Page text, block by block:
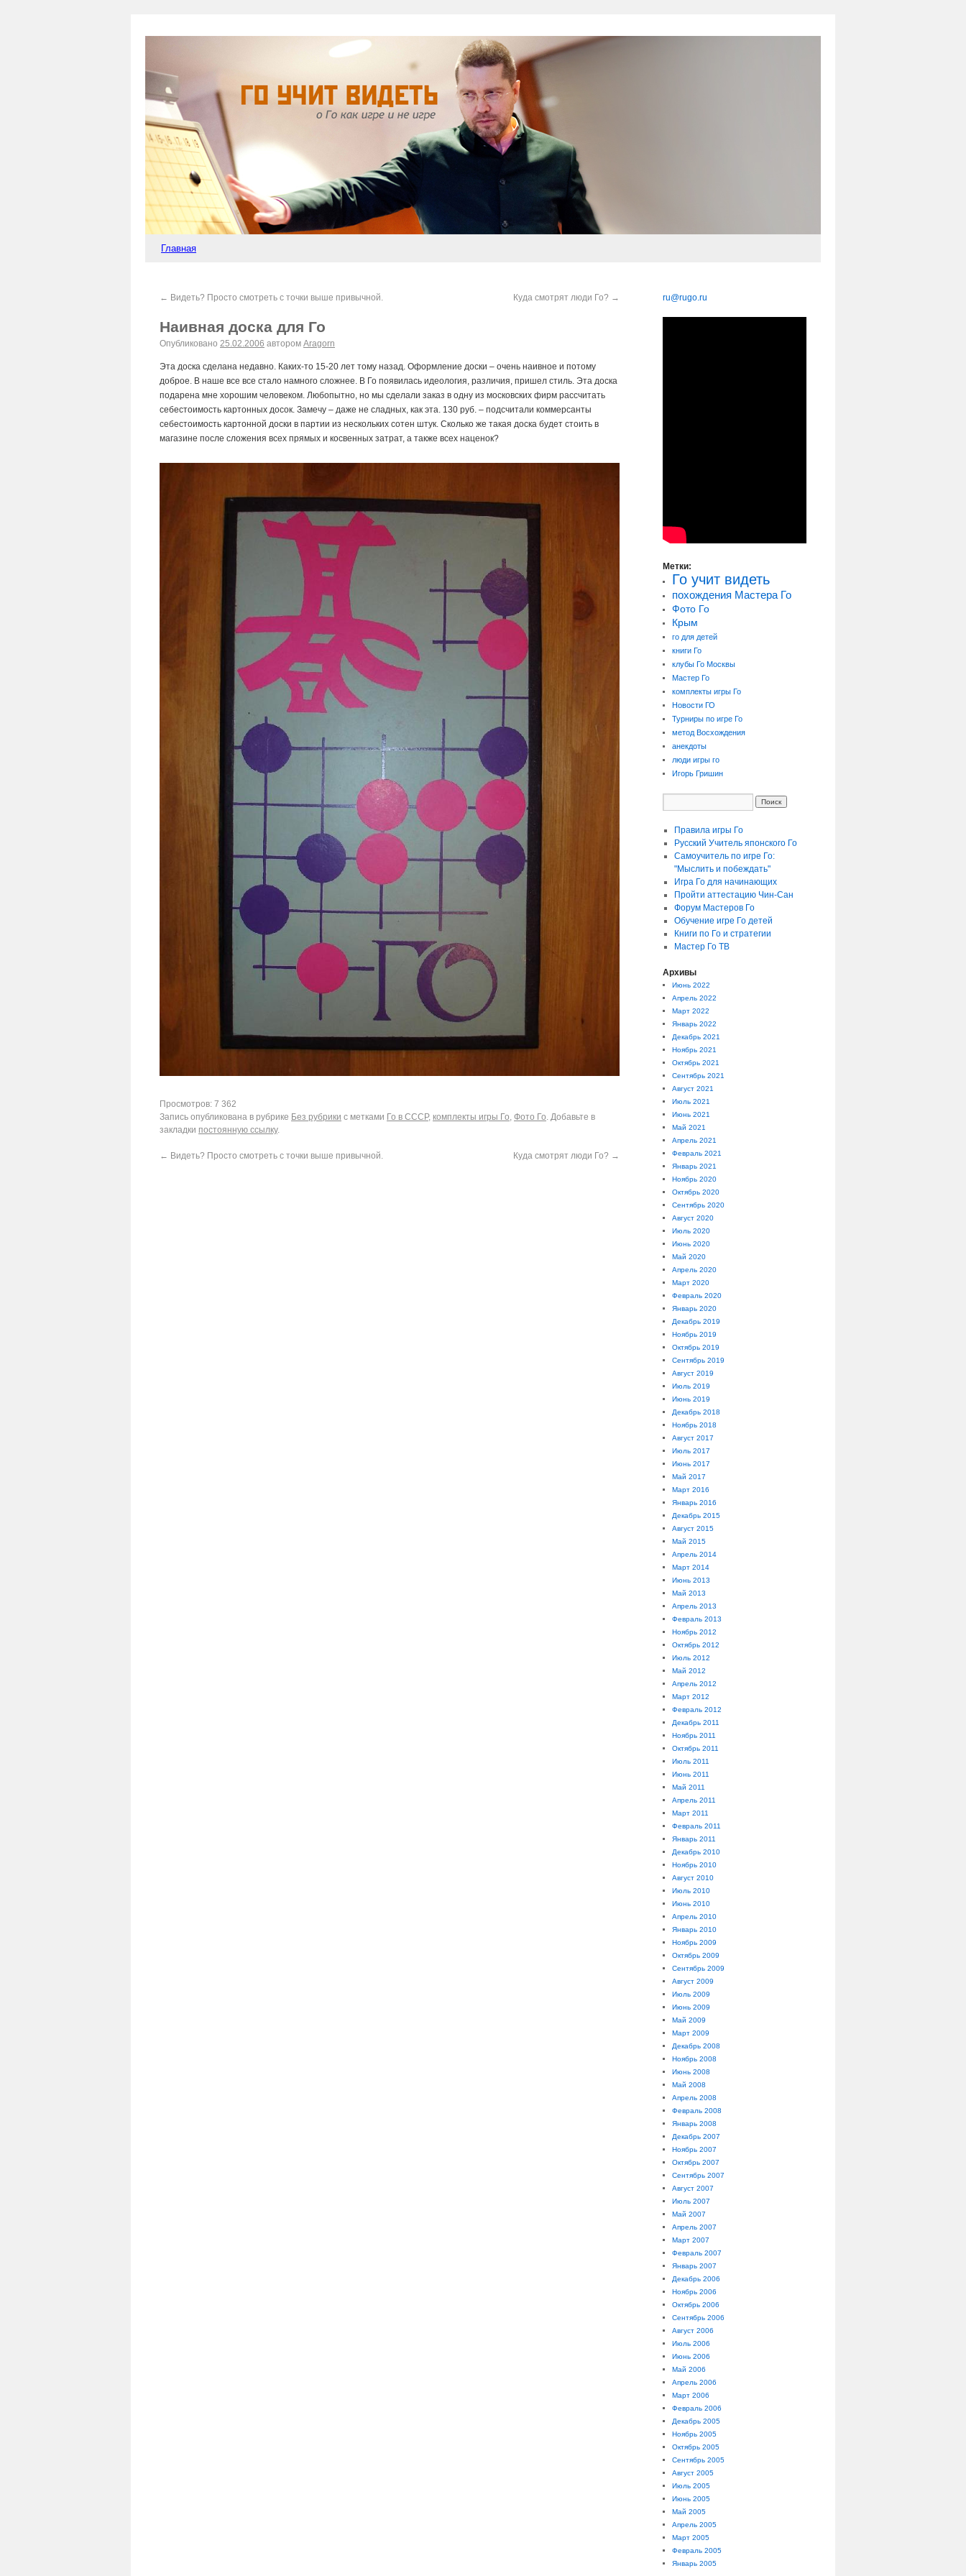
Главная
← Видеть? Просто смотреть с точки выше привычной. Куда смотрят люди Го? →
Наивная доска для Го
Опубликовано 25.02.2006 автором Aragorn
Эта доска сделана недавно. Каких-то 15-20 лет тому назад. Оформление доски – очень наивное и потому
доброе. В наше все все стало намного сложнее. В Го появилась идеология, различия, пришел стиль. Эта доска
подарена мне хорошим человеком. Любопытно, но мы сделали заказ в одну из московских фирм рассчитать
себестоимость картонных досок. Замечу – даже не сладных, как эта. 130 руб. – подсчитали коммерсанты
себестоимость картонной доски в партии из нескольких сотен штук. Сколько же такая доска будет стоить в
магазине после сложения всех прямых и косвенных затрат, а также всех наценок?
Просмотров: 7 362
Запись опубликована в рубрике Без рубрики с метками Го в СССР, комплекты игры Го, Фото Го. Добавьте в
закладки постоянную ссылку.
← Видеть? Просто смотреть с точки выше привычной. Куда смотрят люди Го? →
ru@rugo.ru
Метки:
Го учит видеть
похождения Мастера Го
Фото Го
Крым
го для детей
книги Го
клубы Го Москвы
Мастер Го
комплекты игры Го
Новости ГО
Турниры по игре Го
метод Восхождения
анекдоты
люди игры го
Игорь Гришин
Правила игры Го
Русский Учитель японского Го
Самоучитель по игре Го:
"Мыслить и побеждать"
Игра Го для начинающих
Пройти аттестацию Чин-Сан
Форум Мастеров Го
Обучение игре Го детей
Книги по Го и стратегии
Мастер Го ТВ
Архивы
Июнь 2022
Апрель 2022
Март 2022
Январь 2022
Декабрь 2021
Ноябрь 2021
Октябрь 2021
Сентябрь 2021
Август 2021
Июль 2021
Июнь 2021
Май 2021
Апрель 2021
Февраль 2021
Январь 2021
Ноябрь 2020
Октябрь 2020
Сентябрь 2020
Август 2020
Июль 2020
Июнь 2020
Май 2020
Апрель 2020
Март 2020
Февраль 2020
Январь 2020
Декабрь 2019
Ноябрь 2019
Октябрь 2019
Сентябрь 2019
Август 2019
Июль 2019
Июнь 2019
Декабрь 2018
Ноябрь 2018
Август 2017
Июль 2017
Июнь 2017
Май 2017
Март 2016
Январь 2016
Декабрь 2015
Август 2015
Май 2015
Апрель 2014
Март 2014
Июнь 2013
Май 2013
Апрель 2013
Февраль 2013
Ноябрь 2012
Октябрь 2012
Июль 2012
Май 2012
Апрель 2012
Март 2012
Февраль 2012
Декабрь 2011
Ноябрь 2011
Октябрь 2011
Июль 2011
Июнь 2011
Май 2011
Апрель 2011
Март 2011
Февраль 2011
Январь 2011
Декабрь 2010
Ноябрь 2010
Август 2010
Июль 2010
Июнь 2010
Апрель 2010
Январь 2010
Ноябрь 2009
Октябрь 2009
Сентябрь 2009
Август 2009
Июль 2009
Июнь 2009
Май 2009
Март 2009
Декабрь 2008
Ноябрь 2008
Июнь 2008
Май 2008
Апрель 2008
Февраль 2008
Январь 2008
Декабрь 2007
Ноябрь 2007
Октябрь 2007
Сентябрь 2007
Август 2007
Июль 2007
Май 2007
Апрель 2007
Март 2007
Февраль 2007
Январь 2007
Декабрь 2006
Ноябрь 2006
Октябрь 2006
Сентябрь 2006
Август 2006
Июль 2006
Июнь 2006
Май 2006
Апрель 2006
Март 2006
Февраль 2006
Декабрь 2005
Ноябрь 2005
Октябрь 2005
Сентябрь 2005
Август 2005
Июль 2005
Июнь 2005
Май 2005
Апрель 2005
Март 2005
Февраль 2005
Январь 2005